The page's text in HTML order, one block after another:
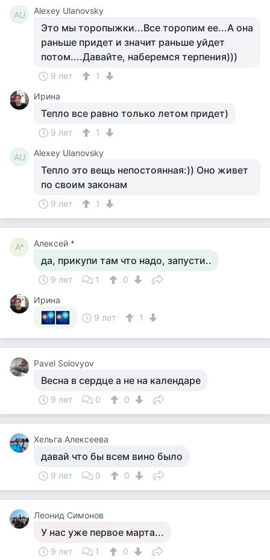
AU Alexey Ulanovsky
Это мы торопыжки...Все торопим ее...А она
раньше придет и значит раньше уйдет
потом....Давайте, наберемся терпения)))
9 лет
1
Ирина
Тепло все равно только летом придет)
9 лет 1
AU Alexey Ulanovsky
Тепло это вещь непостоянная:)) Оно живет
по своим законам
9 лет 1
А* Алексей *
да, прикупи там что надо, запусти..
9 лет 1
0
Ирина
9 лет
1
Pavel Solovyov
Весна в сердце а не на календаре
9 лет 0 0
Хельга Алексеева
давай что бы всем вино было
9 лет 0 0
Леонид Симонов
У нас уже первое марта...
9 лет 1
0